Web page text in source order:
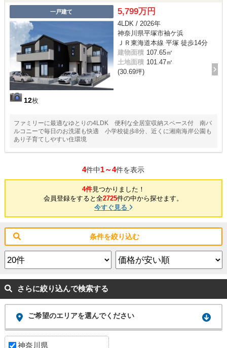
一戸建て
12枚
5,799万円
4LDK / 2026年
神奈川県平塚市袖ケ浜
ＪＲ東海道本線 平塚 徒歩14分
建物面積 107.65㎡
土地面積 101.47㎡
(30.69坪)
ファミリーに最適なゆとりの4LDK 便利な全居室収納スペース付 南バ
ルコニーで毎日のお洗濯も快適 小学校徒歩8分、近くに湘南海岸公園も
あり子育てしやすい住環境
4件中1～4件を表示
4件見つかりました！
会員登録をすると全2725件の中から探せます。
今すぐ見る
条件を絞り込む
さらに絞り込んで検索する
ご希望のエリアを選んでください
神奈川県